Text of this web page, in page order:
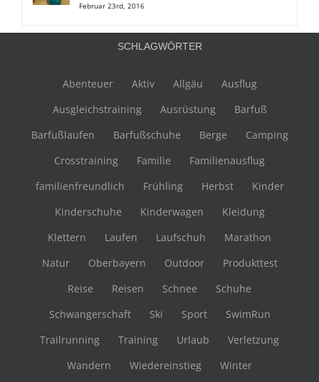
Februar 23rd, 2016
SCHLAGWÖRTER
Abenteuer Aktiv Allgäu
Ausflug
Ausgleichstraining
Ausrüstung
Barfuß
Barfußlaufen
Barfußschuhe Berge
Camping
Crosstraining
Familie
Familienausflug
familienfreundlich
Frühling Herbst
Kinder
Kinderschuhe
Kinderwagen
Kleidung
Klettern
Laufen Laufschuh
Marathon
Natur
Oberbayern Outdoor
Produkttest
Reise
Reisen Schnee
Schuhe
Schwangerschaft
Ski Sport
SwimRun
Trailrunning
Training Urlaub
Verletzung
Wandern
Wiedereinstieg
Winter